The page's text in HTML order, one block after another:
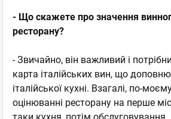
- Що скажете про значення
ресторану?
- Звичайно, він важливий і
карта італійських вин, що
італійської кухні. Взагалі, по-
оцінюванні ресторану на перше